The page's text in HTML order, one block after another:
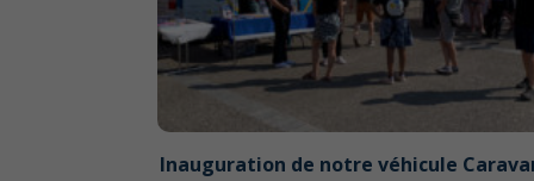
Inauguration de notre véhicule